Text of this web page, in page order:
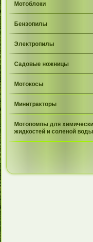
Мотоблоки
Бензопилы
Электропилы
Садовые ножницы
Мотокосы
Минитракторы
Мотопомпы для
жидкостей и соленой воды